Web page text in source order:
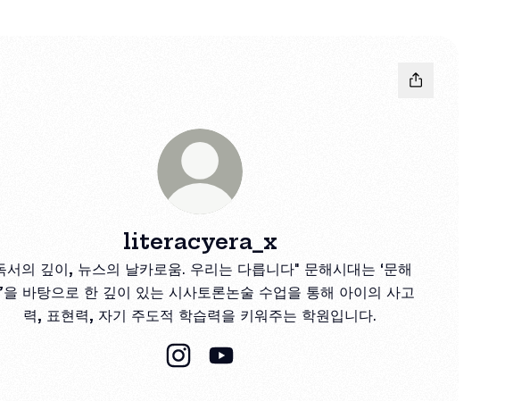
literacyera_x
서의 깊이, 뉴스의 날카로움. 우리는 다릅니다" 문해시대는 ‘문해
을 바탕으로 한 깊이 있는 시사토론논술 수업을 통해 아이의 사고
력, 표현력, 자기 주도적 학습력을 키워주는 학원입니다.